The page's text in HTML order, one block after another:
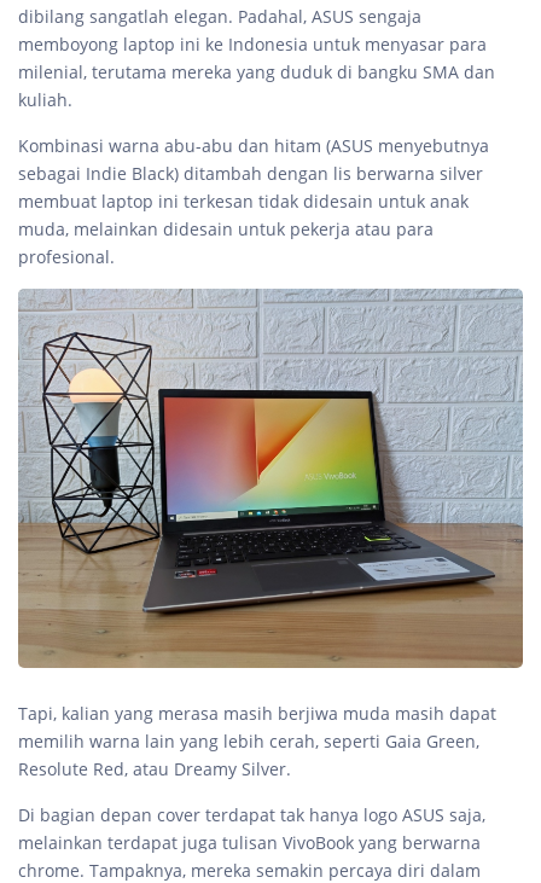
dibilang sangatlah elegan. Padahal, ASUS sengaja
memboyong laptop ini ke Indonesia untuk menyasar para
milenial, terutama mereka yang duduk di bangku SMA dan
kuliah.
Kombinasi warna abu-abu dan hitam (ASUS menyebutnya
sebagai Indie Black) ditambah dengan lis berwarna silver
membuat laptop ini terkesan tidak didesain untuk anak
muda, melainkan didesain untuk pekerja atau para
profesional.
Tapi, kalian yang merasa masih berjiwa muda masih dapat
memilih warna lain yang lebih cerah, seperti Gaia Green,
Resolute Red, atau Dreamy Silver.
Di bagian depan cover terdapat tak hanya logo ASUS saja,
melainkan terdapat juga tulisan VivoBook yang berwarna
chrome. Tampaknya, mereka semakin percaya diri dalam